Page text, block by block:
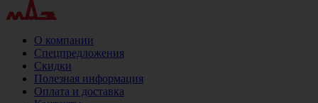
О компании
Спецпредложения
Скидки
Полезная информация
Оплата и доставка